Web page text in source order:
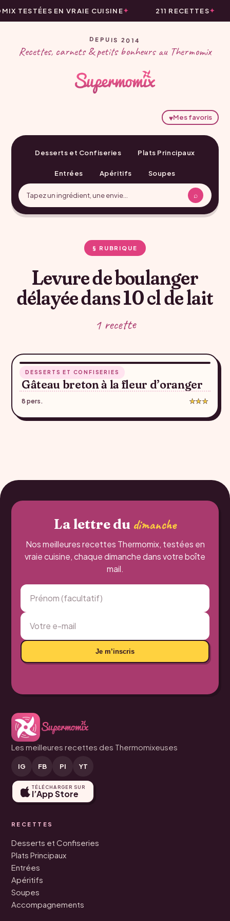
TESTÉES EN VRAIE CUISINE 211 RECETTES
DEPUIS 2014
Recettes, carnets & petits bonheurs au Thermomix
♥Mes favoris
Desserts et Confiseries Plats Principaux
Entrées Apéritifs Soupes
⌕
§ RUBRIQUE
Levure de boulanger
délayée dans 10 cl de lait
1 recette
DESSERTS ET CONFISERIES
Gâteau breton à la fleur d’oranger
8 pers. ★★★
La lettre du dimanche
Nos meilleures recettes Thermomix, testées en
vraie cuisine, chaque dimanche dans votre boîte
mail.
Je m’inscris
Les meilleures recettes des Thermomixeuses
IG FB PI YT
TÉLÉCHARGER SUR
l’App Store
RECETTES
Desserts et Confiseries
Plats Principaux
Entrées
Apéritifs
Soupes
Accompagnements